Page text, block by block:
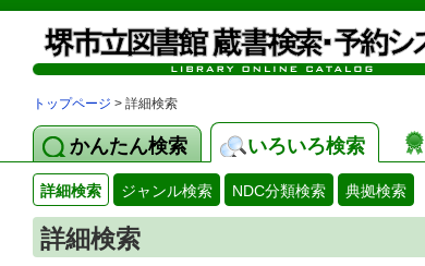
トップページ > 詳細検索
かんたん検索 いろいろ検索
詳細検索 ジャンル検索 NDC分類検索 典拠検索
詳細検索